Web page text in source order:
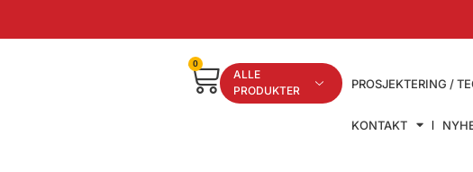
ALLE
PRODUKTER
PROSJEKTERING /
KONTAKT
0